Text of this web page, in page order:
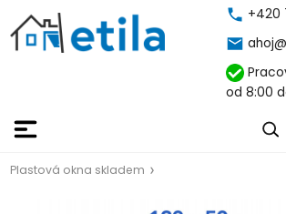
+420
od 8:00
Plastová okna skladem